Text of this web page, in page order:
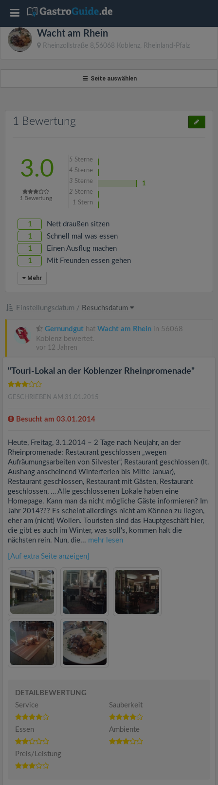
Wacht am Rhein
Rheinzollstraße 8,56068 Koblenz, Rheinland-Pfalz
Seite auswählen
1 Bewertung
3.0
1 Bewertung
5 Sterne
4 Sterne
3 Sterne
1
2 Sterne
1 Stern
1 Nett draußen sitzen
1 Schnell mal was essen
1 Einen Ausflug machen
1 Mit Freunden essen gehen
Mehr
Einstellungsdatum / Besuchsdatum
Gernundgut hat Wacht am Rhein in 56068
Koblenz bewertet.
vor 12 Jahren
"Touri-Lokal an der Koblenzer Rheinpromenade"
GESCHRIEBEN AM 31.01.2015
Besucht am 03.01.2014
Heute, Freitag, 3.1.2014 – 2 Tage nach Neujahr, an der
Rheinpromenade: Restaurant geschlossen „wegen
Aufräumungsarbeiten von Silvester“, Restaurant geschlossen (lt.
Aushang anscheinend Winterferien bis Mitte Januar),
Restaurant geschlossen, Restaurant mit Gästen, Restaurant
geschlossen, … Alle geschlossenen Lokale haben eine
Homepage. Kann man da nicht mögliche Gäste informieren? Im
Jahr 2014??? Es scheint allerdings nicht am Können zu liegen,
eher am (nicht) Wollen. Touristen sind das Hauptgeschäft hier,
die gibt es auch im Winter, was soll's, kommen halt die
nächsten rein. Nun, die... mehr lesen
[Auf extra Seite anzeigen]
DETAILBEWERTUNG
Service
Sauberkeit
Essen Ambiente
Preis/Leistung
T
o
a
v
i
o
n